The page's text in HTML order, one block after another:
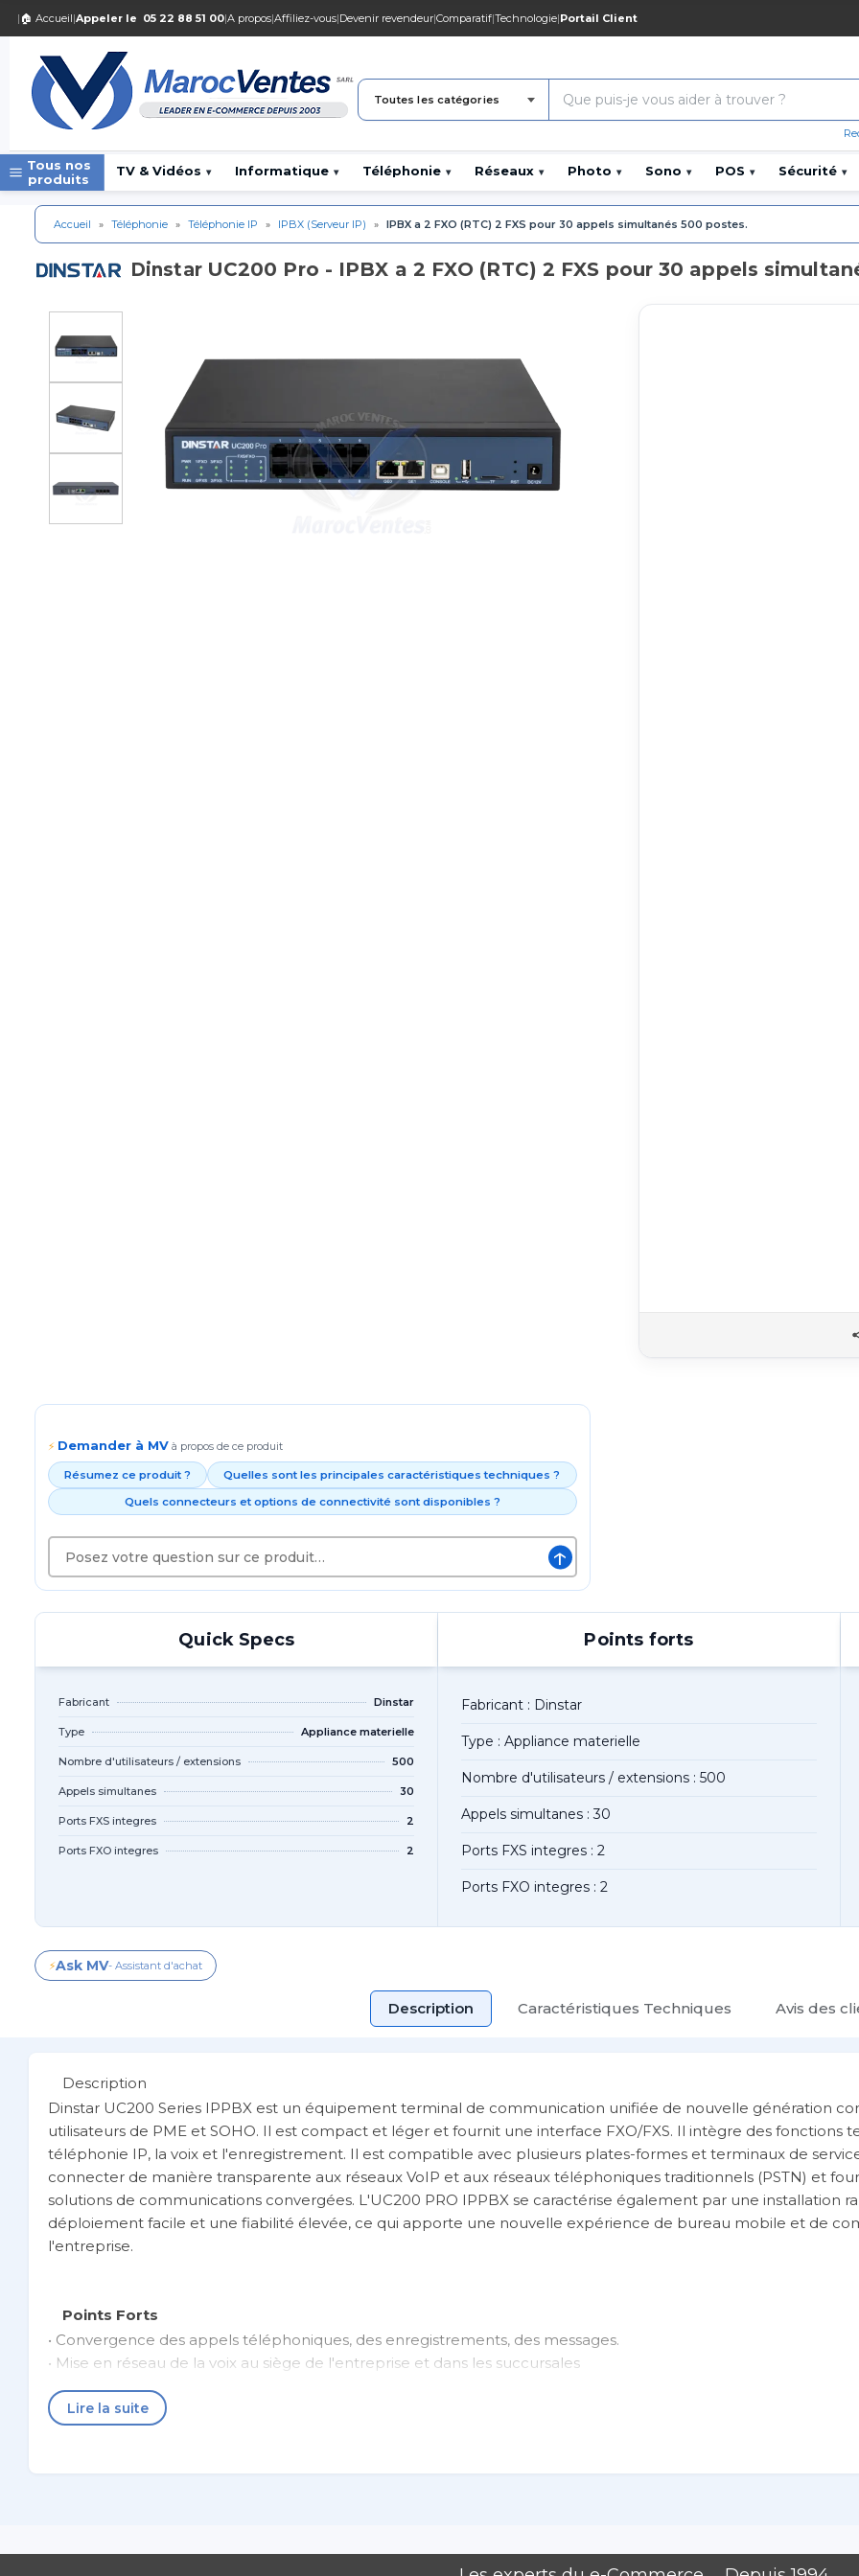
| 🏠 Accueil|Appeler le 05 22 88 51 00|A propos|Affiliez-vous|Devenir revendeur|Comparatif|Technologie|Portail Client
Toutes les catégories
Tous nos
produits
TV & Vidéos ▾ Informatique ▾ Téléphonie ▾ Réseaux ▾ Photo ▾ Sono ▾ POS ▾ Sécurité ▾
Accueil » Téléphonie » Téléphonie IP » IPBX (Serveur IP) » IPBX a 2 FXO (RTC) 2 FXS pour 30 appels simultanés 500 postes.
Dinstar UC200 Pro - IPBX a 2 FXO (RTC) 2 FXS pour 30 appels
⚡ Demander à MV à propos de ce produit
Résumez ce produit ?
Quelles sont les principales caractéristiques techniques ?
Quels connecteurs et options de connectivité sont disponibles ?
↑
Quick Specs
Fabricant Dinstar
Type Appliance materielle
Nombre d'utilisateurs / extensions 500
Appels simultanes 30
Ports FXS integres 2
Ports FXO integres 2
Points forts
Fabricant : Dinstar
Type : Appliance materielle
Nombre d'utilisateurs / extensions : 500
Appels simultanes : 30
Ports FXS integres : 2
Ports FXO integres : 2
⚡Ask MV- Assistant d'achat
Description Caractéristiques Techniques Avis des
Description
Dinstar UC200 Series IPPBX est un équipement terminal de communication unifiée de nouvelle génération
utilisateurs de PME et SOHO. Il est compact et léger et fournit une interface FXO/FXS. Il intègre des fonctions
téléphonie IP, la voix et l'enregistrement. Il est compatible avec plusieurs plates-formes et terminaux de
connecter de manière transparente aux réseaux VoIP et aux réseaux téléphoniques traditionnels (PSTN) et
solutions de communications convergées. L'UC200 PRO IPPBX se caractérise également par une installation
déploiement facile et une fiabilité élevée, ce qui apporte une nouvelle expérience de bureau mobile et de
l'entreprise.
Points Forts
• Convergence des appels téléphoniques, des enregistrements, des messages.
• Mise en réseau de la voix au siège de l'entreprise et dans les succursales
• Compatible avec les plateformes de services IMS et Asterisk
• Prise en charge des appels vocaux et vidéo HD • SIP Forking (bifurcation SIP) : Enregistrement de plusieurs
même compte sip.
• Mise en réseau de la voix au siège de l'entreprise et dans les succursales
Lire la suite